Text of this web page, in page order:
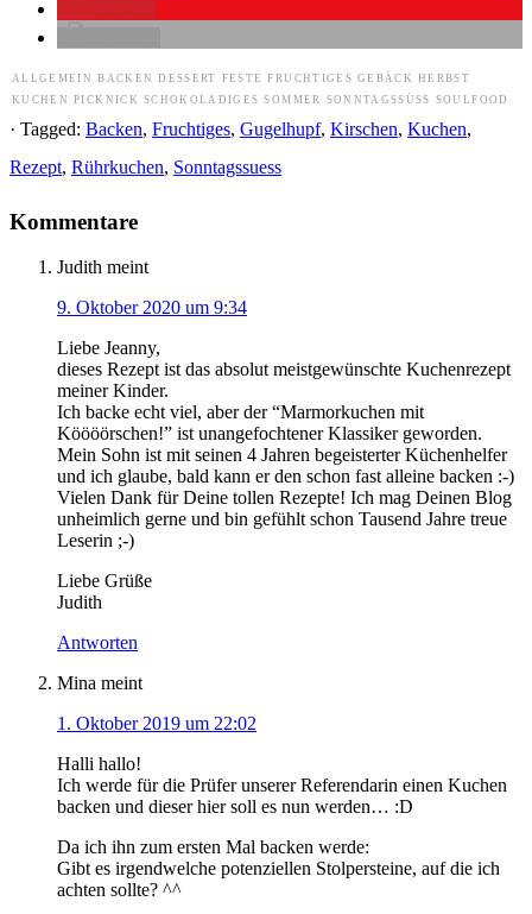
ALLGEMEIN BACKEN DESSERT FESTE FRUCHTIGES GEBÄCK
HERBST
KUCHEN
PICKNICK SCHOKOLADIGES SOMMER SONNTAGSSÜSS SOULFOOD
· Tagged: Backen, Fruchtiges, Gugelhupf, Kirschen, Kuchen,
Rezept, Rührkuchen, Sonntagssuess
Kommentare
Judith meint
9. Oktober 2020 um 9:34
Liebe Jeanny,
dieses Rezept ist das absolut meistgewünschte Kuchenrezept
meiner Kinder.
Ich backe echt viel, aber der “Marmorkuchen mit
Köööörschen!” ist unangefochtener Klassiker geworden.
Mein Sohn ist mit seinen 4 Jahren begeisterter Küchenhelfer
und ich glaube, bald kann er den schon fast alleine backen :-)
Vielen Dank für Deine tollen Rezepte! Ich mag Deinen Blog
unheimlich gerne und bin gefühlt schon Tausend Jahre treue
Leserin ;-)
Liebe Grüße
Judith
Antworten
Mina meint
1. Oktober 2019 um 22:02
Halli hallo!
Ich werde für die Prüfer unserer Referendarin einen Kuchen
backen und dieser hier soll es nun werden… :D
Da ich ihn zum ersten Mal backen werde:
Gibt es irgendwelche potenziellen Stolpersteine, auf die ich
achten sollte? ^^